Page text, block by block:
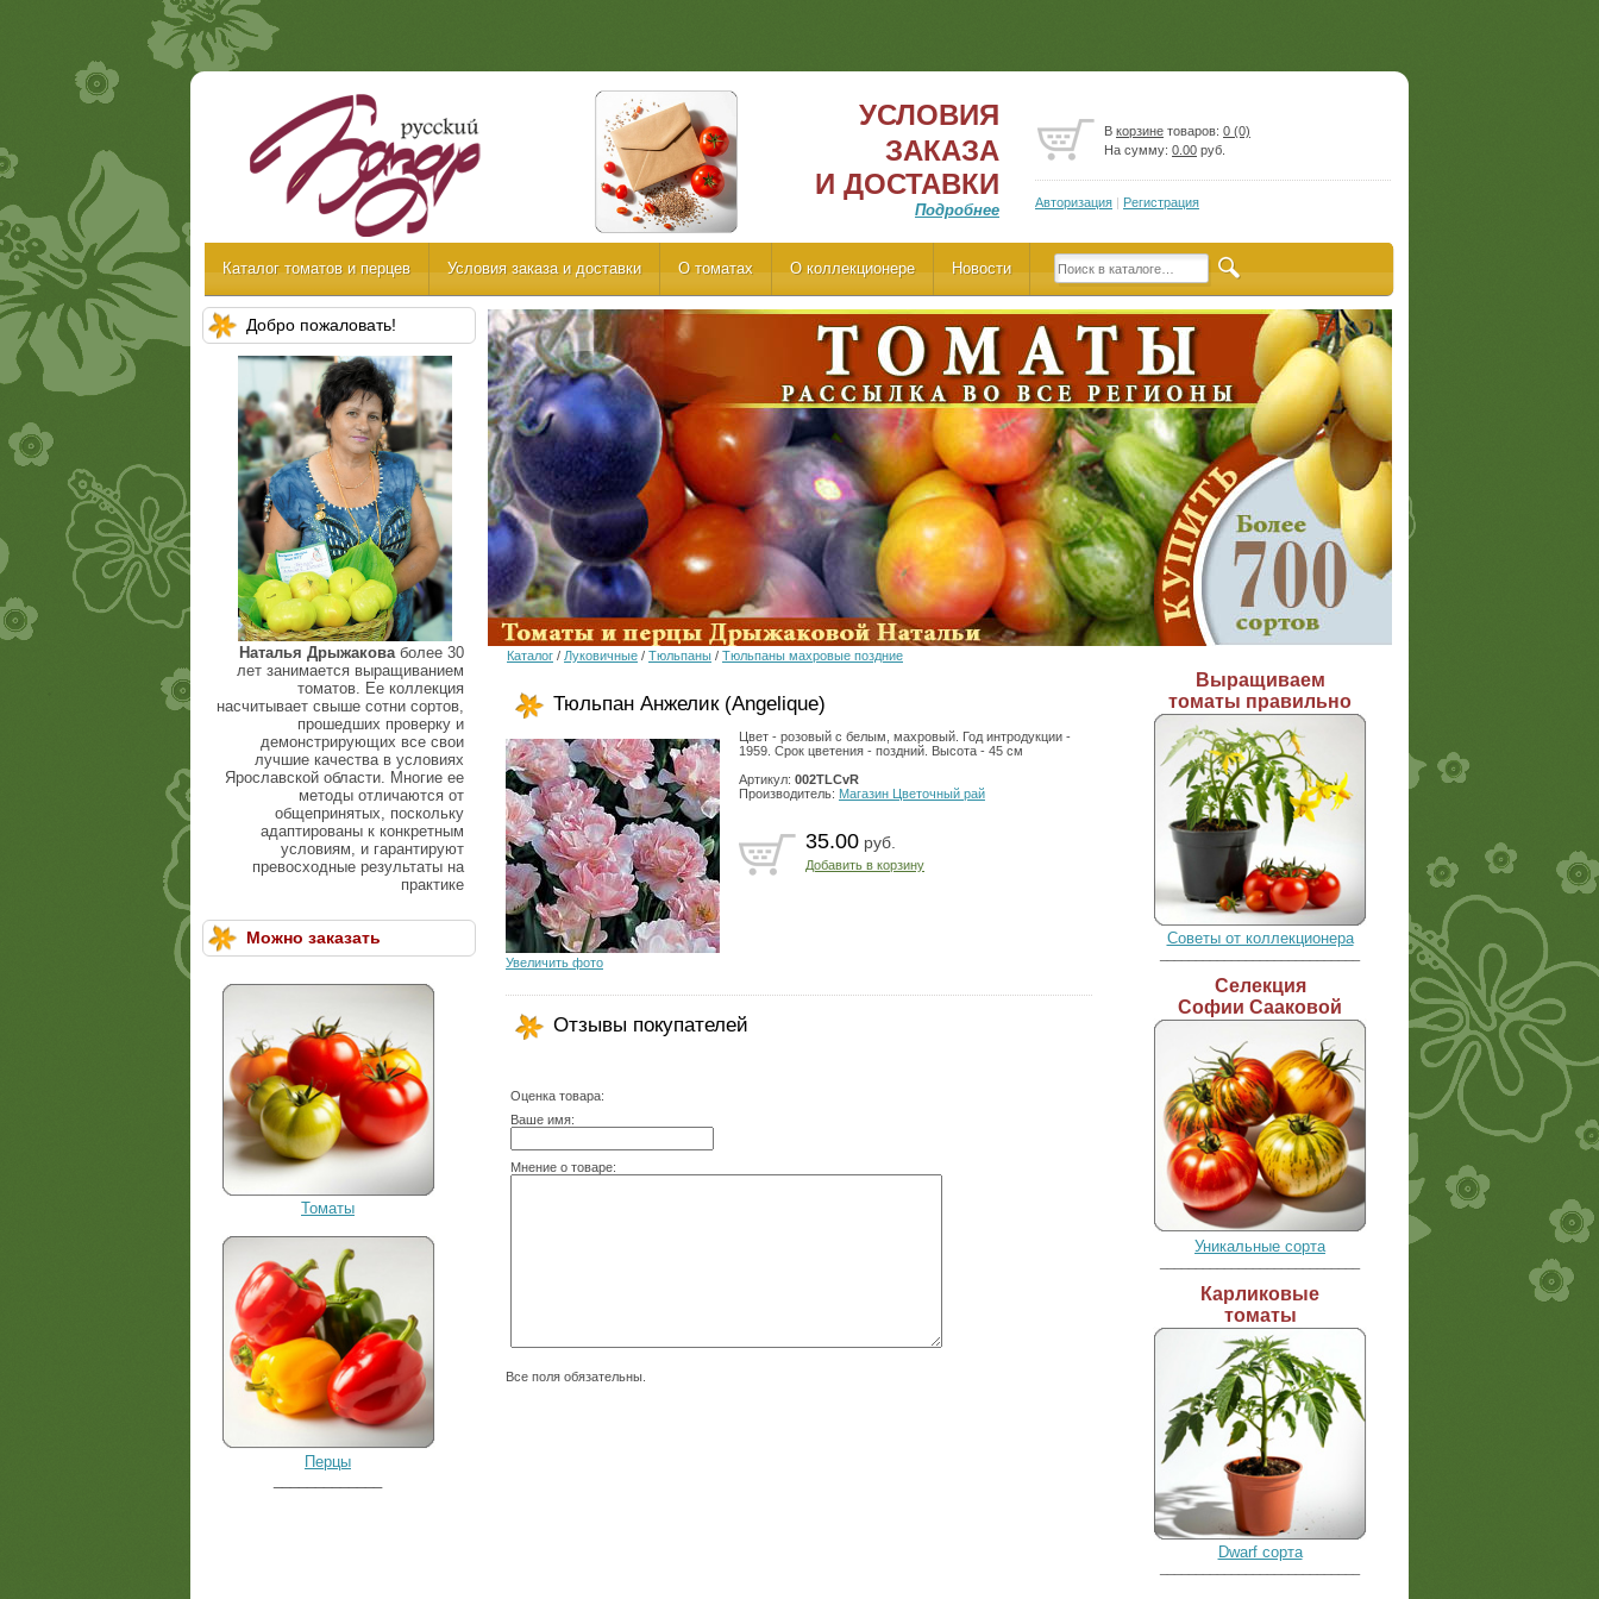
В корзине товаров: 0 (0)
На сумму: 0.00 руб.
УСЛОВИЯ
ЗАКАЗА
И ДОСТАВКИ
Подробнее Авторизация | Регистрация
Каталог томатов и перцев Условия заказа и доставки О томатах О коллекционере Новости
Добро пожаловать!
Наталья Дрыжаковаболее 30
лет занимается выращиванием
томатов. Ее коллекция
насчитывает свыше сотни сортов,
прошедших проверку и
демонстрирующих все свои
лучшие качества в условиях
Ярославской области. Многие ее
методы отличаются от
общепринятых, поскольку
адаптированы к конкретным
условиям, и гарантируют
превосходные результаты на
практике
Можно заказать
Томаты
Перцы
Каталог / Луковичные / Тюльпаны / Тюльпаны махровые поздние
Тюльпан Анжелик (Angelique)
Увеличить фото
Цвет - розовый с белым, махровый. Год интродукции -
1959. Срок цветения - поздний. Высота - 45 см
Артикул: 002TLCvR
Производитель: Магазин Цветочный рай
35.00 руб.
Добавить в корзину
Отзывы покупателей
Оценка товара:
Ваше имя:
Мнение о товаре:
Все поля обязательны.
Выращиваем
томаты правильно
Советы от коллекционера
Селекция
Софии Сааковой
Уникальные сорта
Карликовые
томаты
Dwarf сорта